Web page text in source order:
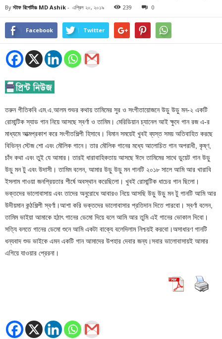
By স্টাফ রিপোর্টারঃ MD Ashik - এপ্রিল ২০, ২০১৯ 239 0
Facebook Twitter
তরুন গীতিকবি এম.এ.আলম শুভর কথায় তামিমের সুর ও সংগীতায়োজনে উড়ু উড়ু মন-২ একটি
রোমান্টিক স্যাড গান নিয়ে আসছে স্বর্ণা ও তামিম। মেরিডিয়ান চ্যানেল আই ক্ষুদে গান রজ এ-র
মাধ্যমে আত্মপ্রকাশ করে সংগীতশিল্পী হিসাবে। বিমান সময়েই খুবই ব্যস্ত সময় অতিবাহিত করছে
বিভিন্ন স্টেজ শো এবং মৌলিক গানে। তার মৌলিক গানের মধ্যে আলোচিত গান অপরাধী, কৃষ্ণ,
চাঁদ কথা এবং তুই যে আমার। তারই ধারাবাহিকতায় আসছে ঈদে তামিমের সাথে ডুয়েট গান উড়ু
উড়ু মন টু এবং উদাসী। তামিম বলেন, আমার উড়ু উড়ু মন গানটি ২০১৮ সালে আমি আর খারাবি
ইসলাম গাওয়া জনপ্রিয়তার শীর্ষে অবস্থান করেছিলো। খুবই রোমান্টিক ধাচের গান ছিলো।
ভক্তদের ভালোবাসায় এবং তাদের অনুরোধে আবারও নিয়ে আসছি উড়ু উড়ু মন টু গানটি আমি আর
উদীয়মান কন্ঠশিল্পী স্বর্ণা।আশা করি ভক্তদের ভালোবাসার প্রতিদান দিতে পারবো। স্বর্ণা বলেন,
তামিম ভাইয়া আমাকে হঠাৎ গানের ডেমো দিয়ে বলে আমি আর তুমি এই গানের ভোকাল দিবো।
সত্যি বলতে গানের ডেমো শুনে আমি একটা বাক্যে বলেদিলাম নিশ্চয়ই করবো।অসাধারণ গানটি
ধন্যবাদ শুভ ভাইকে এমন একটি গান আমাদের উপহার দেবার জন্য।সবার ভালোবাসায়ই আমার
এগিয়ে যাওয়ার প্রেরনা।